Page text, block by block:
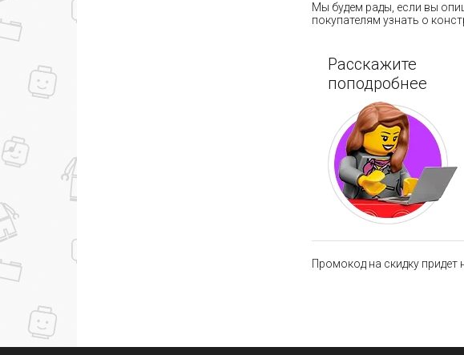
Мы будем рады, если вы
покупателям узнать о
Расскажите
поподробнее
Промокод на скидку